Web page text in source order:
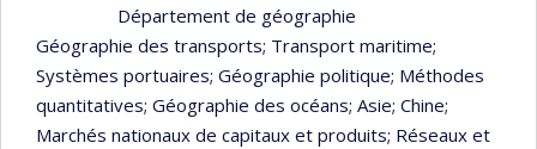
Département de géographie
Géographie des transports; Transport maritime;
Systèmes portuaires; Géographie politique; Méthodes
quantitatives; Géographie des océans; Asie; Chine;
Marchés nationaux de capitaux et produits; Réseaux et